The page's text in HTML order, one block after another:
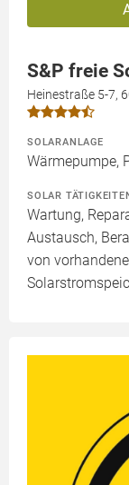
S&P freie
Heinestraße 5-7,
SOLARANLAGE
Wärmepumpe,
SOLAR
Wartung,
Austausch,
von